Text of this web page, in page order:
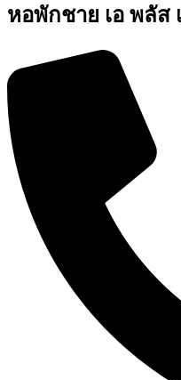
หอพักชาย เอ พลัส